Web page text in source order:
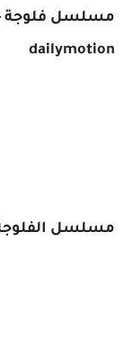
مسلسل فلوجة -
dailymotion
مسلسل الفلوجة